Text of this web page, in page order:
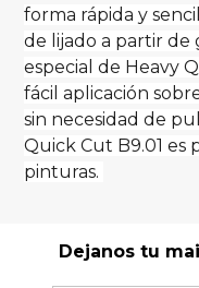
forma rápida y
de lijado a partir de
especial de Heavy
fácil aplicación
sin necesidad de
Quick Cut B9.01
pinturas.
Dejanos tu